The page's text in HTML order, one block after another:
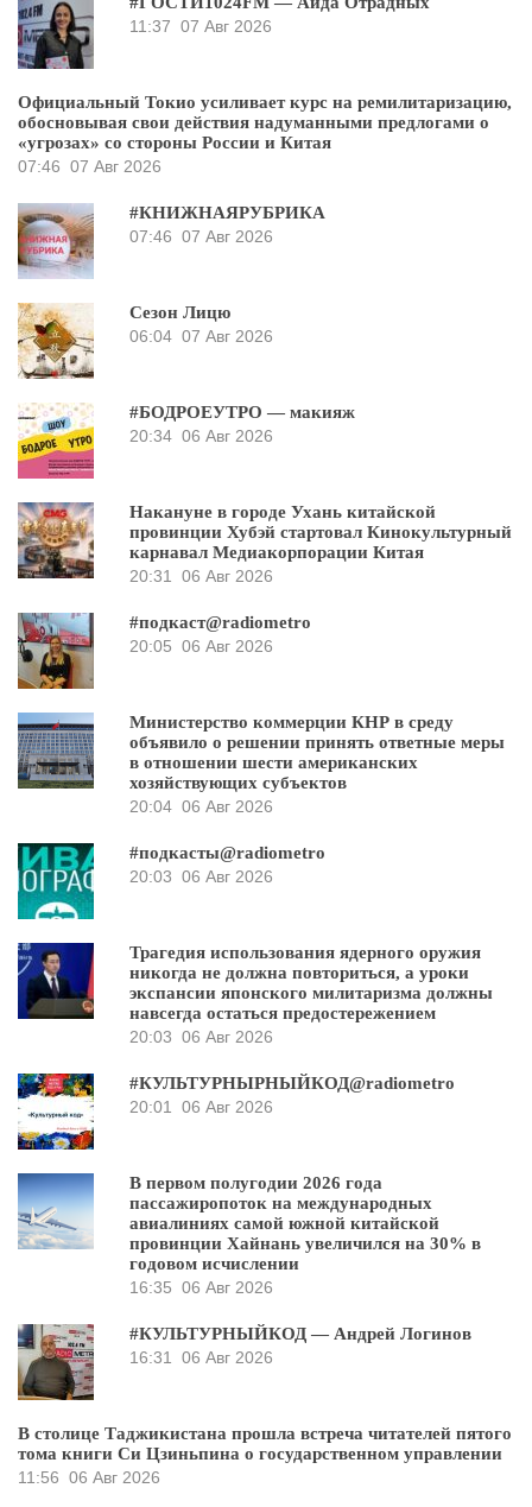
11:37 07 Авг 2026
Официальный Токио усиливает курс на ремилитаризацию,
обосновывая свои действия надуманными предлогами о
«угрозах» со стороны России и Китая
07:46 07 Авг 2026
#КНИЖНАЯРУБРИКА
07:46 07 Авг 2026
Сезон Лицю
06:04 07 Авг 2026
#БОДРОЕУТРО — макияж
20:34 06 Авг 2026
Накануне в городе Ухань китайской
провинции Хубэй стартовал Кинокультурный
карнавал Медиакорпорации Китая
20:31 06 Авг 2026
#подкаст@radiometro
20:05 06 Авг 2026
Министерство коммерции КНР в среду
объявило о решении принять ответные меры
в отношении шести американских
хозяйствующих субъектов
20:04 06 Авг 2026
#подкасты@radiometro
20:03 06 Авг 2026
Трагедия использования ядерного оружия
никогда не должна повториться, а уроки
экспансии японского милитаризма должны
навсегда остаться предостережением
20:03 06 Авг 2026
#КУЛЬТУРНЫРНЫЙКОД@radiometro
20:01 06 Авг 2026
В первом полугодии 2026 года
пассажиропоток на международных
авиалиниях самой южной китайской
провинции Хайнань увеличился на 30% в
годовом исчислении
16:35 06 Авг 2026
#КУЛЬТУРНЫЙКОД — Андрей Логинов
16:31 06 Авг 2026
В столице Таджикистана прошла встреча читателей пятого
тома книги Си Цзиньпина о государственном управлении
11:56 06 Авг 2026